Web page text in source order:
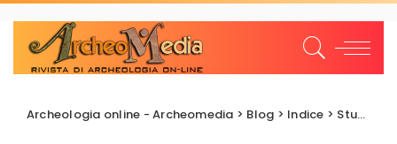
Archeologia online - Archeomedia > Blog > Indice > Studi e Ricerche